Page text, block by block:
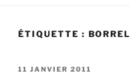
ÉTIQUETTE : BORREL
PUBLIÉ
11 JANVIER 2011